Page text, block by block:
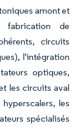
amont et
fabrication de
circuits
l'intégration
optiques,
les circuits aval
les
spécialisés